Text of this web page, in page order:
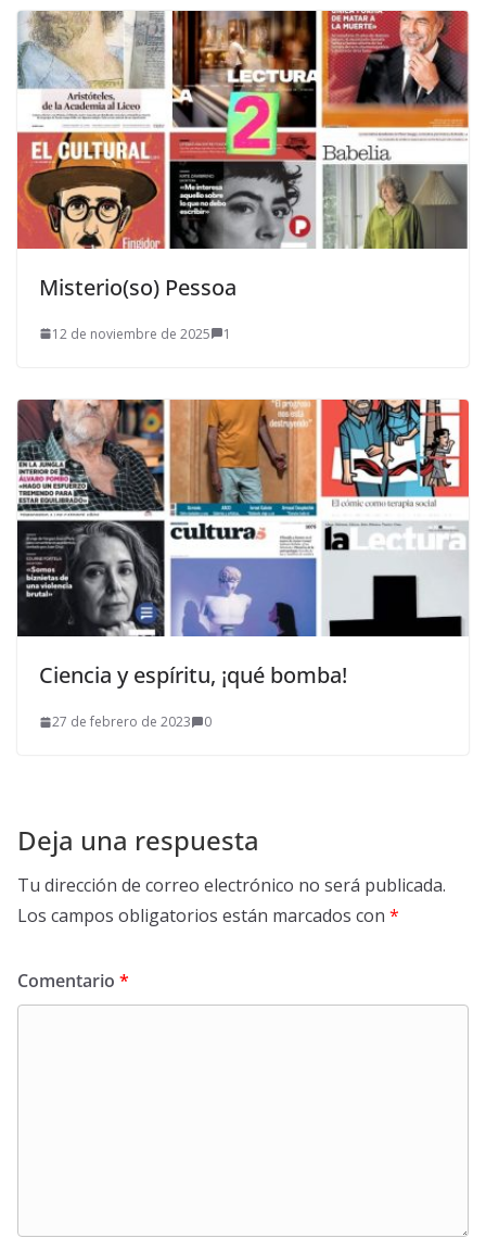
Misterio(so) Pessoa
12 de noviembre de 2025 1
Ciencia y espíritu, ¡qué bomba!
27 de febrero de 2023 0
Deja una respuesta
Tu dirección de correo electrónico no será publicada.
Los campos obligatorios están marcados con *
Comentario *